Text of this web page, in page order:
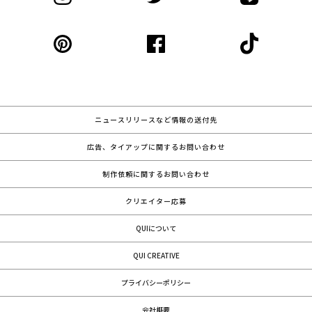
ニュースリリースなど情報の送付先
広告、タイアップに関するお問い合わせ
制作依頼に関するお問い合わせ
クリエイター応募
QUIについて
QUI CREATIVE
プライバシーポリシー
会社概要